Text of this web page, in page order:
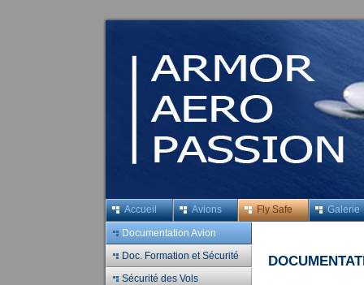
Accueil Avions Fly Safe Galerie
Documentation Avion
Doc. Formation et Sécurité
Sécurité des Vols